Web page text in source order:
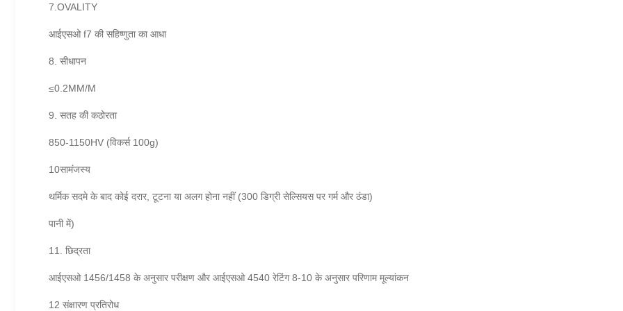
7.OVALITY
आईएसओ f7 की सहिष्णुता का आधा
8. सीधापन
≤0.2MM/M
9. सतह की कठोरता
850-1150HV (विकर्स 100g)
10सामंजस्य
थर्मिक सदमे के बाद कोई दरार, टूटना या अलग होना नहीं (300 डिग्री सेल्सियस पर गर्म और ठंडा)
पानी में)
11. छिद्रता
आईएसओ 1456/1458 के अनुसार परीक्षण और आईएसओ 4540 रेटिंग 8-10 के अनुसार परिणाम मूल्यांकन
12 संक्षारण प्रतिरोध